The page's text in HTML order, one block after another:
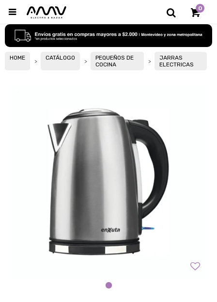
0

HOME CATÁLOGO
PEQUEÑOS DE
COCINA
JARRAS
ELECTRICAS